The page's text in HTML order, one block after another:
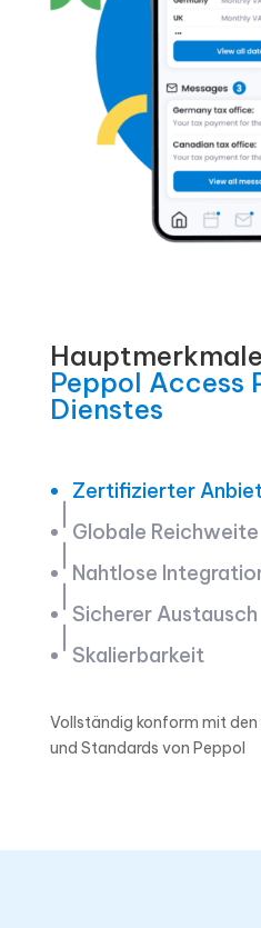
Peppol Access
Dienstes
Zertifizierter
Globale Reichweite
Nahtlose
Sicherer Austausch
Skalierbarkeit
Vollständig konform mit
und Standards von Peppol